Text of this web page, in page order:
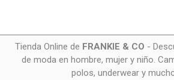
Tienda Online de FRANKIE & CO -
de moda en hombre, mujer y niño.
polos, underwear y